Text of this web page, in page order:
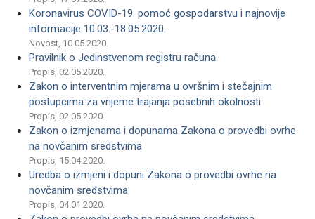
Koronavirus COVID-19: pomoć gospodarstvu i najnovije
informacije 10.03.-18.05.2020.
Novost, 10.05.2020.
Pravilnik o Jedinstvenom registru računa
Propis, 02.05.2020.
Zakon o interventnim mjerama u ovršnim i stečajnim
postupcima za vrijeme trajanja posebnih okolnosti
Propis, 02.05.2020.
Zakon o izmjenama i dopunama Zakona o provedbi ovrhe
na novčanim sredstvima
Propis, 15.04.2020.
Uredba o izmjeni i dopuni Zakona o provedbi ovrhe na
novčanim sredstvima
Propis, 04.01.2020.